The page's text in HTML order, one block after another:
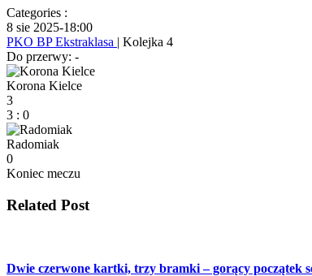
Categories :
8 sie 2025-18:00
PKO BP Ekstraklasa | Kolejka 4
Do przerwy: -
Korona Kielce
3
3 : 0
Radomiak
0
Koniec meczu
Related Post
Dwie czerwone kartki, trzy bramki – gorący początek